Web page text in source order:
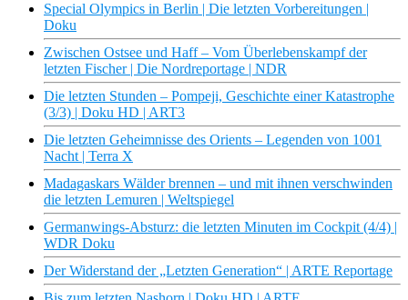
Special Olympics in Berlin | Die letzten Vorbereitungen |
Doku
Zwischen Ostsee und Haff – Vom Überlebenskampf der
letzten Fischer | Die Nordreportage | NDR
Die letzten Stunden – Pompeji, Geschichte einer Katastrophe
(3/3) | Doku HD | ART3
Die letzten Geheimnisse des Orients – Legenden von 1001
Nacht | Terra X
Madagaskars Wälder brennen – und mit ihnen verschwinden
die letzten Lemuren | Weltspiegel
Germanwings-Absturz: die letzten Minuten im Cockpit (4/4) |
WDR Doku
Der Widerstand der „Letzten Generation“ | ARTE Reportage